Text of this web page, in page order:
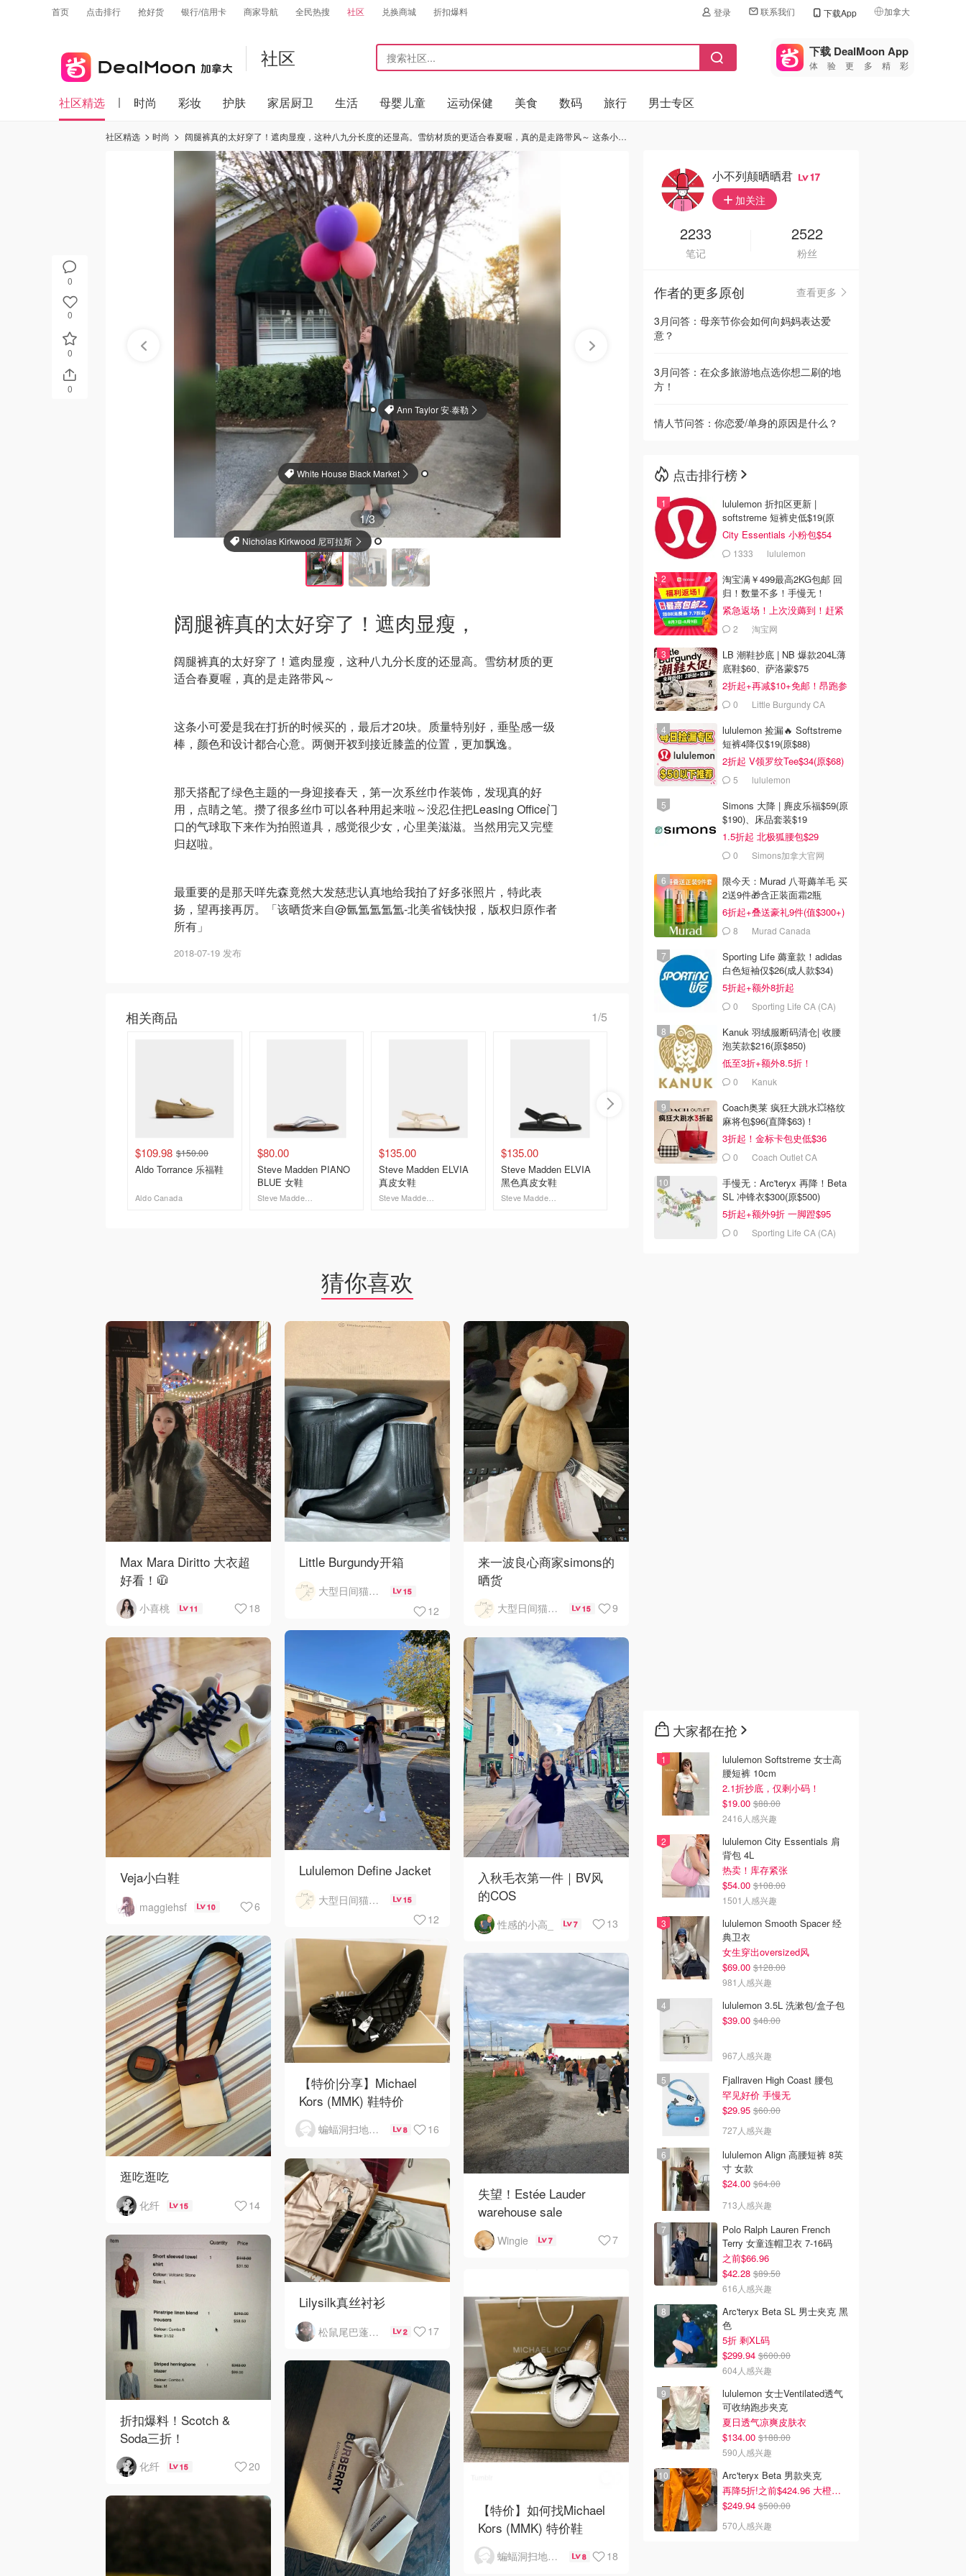
首页 点击排行 抢好货 银行/信用卡 商家导航 全民热搜 社区 兑换商城 折扣爆料 登录 联系我们 下载App 加拿大
🇺🇸
美国
🇨🇳中国
🇩🇪
🇮🇹
🇦🇺
🇳🇿新西兰
社区 下载 DealMoon App
体验更多精彩
社区精选 时尚 彩妆 护肤 家居厨卫 生活 母婴儿童 运动保健 美食 数码 旅行 男士专区
0
0
0
0
社区精选 时尚 阔腿裤真的太好穿了！遮肉显瘦，这种八九分长度的还显高。雪纺材质的更适合春夏喔，真的是走路带风～ 这条小可爱是我在打折的时候买的，最后才20块。质量特别好，垂坠感一级棒，颜色和设计都合心意。两侧开衩到接近膝盖的位置，更加飘逸。 那天搭配了
Ann Taylor 安·泰勒
Nicholas Kirkwood 尼可拉斯·科克伍德
White House Black Market
1/3
阔腿裤真的太好穿了！遮肉显瘦，
阔腿裤真的太好穿了！遮肉显瘦，这种八九分长度的还显高。雪纺材质的更
适合春夏喔，真的是走路带风～
这条小可爱是我在打折的时候买的，最后才20块。质量特别好，垂坠感一级
棒，颜色和设计都合心意。两侧开衩到接近膝盖的位置，更加飘逸。
那天搭配了绿色主题的一身迎接春天，第一次系丝巾作装饰，发现真的好
用，点睛之笔。攒了很多丝巾可以各种用起来啦～没忍住把Leasing Office门
口的气球取下来作为拍照道具，感觉很少女，心里美滋滋。当然用完又完璧
归赵啦。
最重要的是那天咩先森竟然大发慈悲认真地给我拍了好多张照片，特此表
扬，望再接再厉。「该晒货来自@氤氲氲氲氲-北美省钱快报，版权归原作者
所有」
2018-07-19 发布
相关商品 1/5
$109.98 $150.00
Aldo Torrance 乐福鞋
Aldo Canada
$80.00
Steve Madden PIANO
BLUE 女鞋
Steve Madden Canada
$135.00
Steve Madden ELVIA
真皮女鞋
$135.00
Steve Madden ELVIA
黑色真皮女鞋
Steve Madden Canada
TRACIE-J 粉色女鞋
Steve Madden Canada
去购买
$109.98 $150.00
Aldo Canada
去购买
猜你喜欢
Max Mara Diritto 大衣超
好看！🧥
小喜桃 11 18
Little Burgundy开箱
大型日间猫科动物 15
12
来一波良心商家simons的
晒货
大型日间猫科动物 15 9
Lululemon Define Jacket
大型日间猫科动物 15
12
Veja小白鞋
maggiehsf 10 6
入秋毛衣第一件｜BV风
的COS
性感的小高_ 7 13
逛吃逛吃
化纤 15 14
【特价|分享】Michael
Kors (MMK) 鞋特价
蝙蝠洞扫地的大少 8 16
失望！Estée Lauder
warehouse sale
Wingie 7 7
Lilysilk真丝衬衫
松鼠尾巴蓬蓬的摇 2 17
折扣爆料！Scotch &
Soda三折！
化纤 15 20
【特价】如何找Michael
Kors (MMK) 特价鞋
蝙蝠洞扫地的大少 8 18
小不列颠晒晒君 17
加关注
2233
笔记
2522
粉丝
作者的更多原创
查看更多
3月问答：母亲节你会如何向妈妈表达爱
意？
3月问答：在众多旅游地点选你想二刷的地
方！
情人节问答：你恋爱/单身的原因是什么？
点击排行榜
lululemon 折扣区更新 |
softstreme 短裤史低$19(原
$88)
City Essentials 小粉包$54
1333 lululemon
淘宝满￥499最高2KG包邮 回
归！数量不多！手慢无！
紧急返场！上次没薅到！赶紧
冲 2 淘宝网
LB 潮鞋抄底 | NB 爆款204L薄
底鞋$60、萨洛蒙$75
2折起+再减$10+免邮！昂跑参
加 0
Little Burgundy CA
lululemon 捡漏🔥 Softstreme
短裤4降仅$19(原$88)
2折起 V领罗纹Tee$34(原$68)
5 lululemon
Simons 大降 | 麂皮乐福$59(原
$190)、床品套装$19
1.5折起 北极狐腰包$29
0 Simons加拿大官网
限今天：Murad 八哥薅羊毛 买
2送9件🎁含正装面霜2瓶
6折起+叠送豪礼9件(值$300+)
8 Murad Canada
Sporting Life 薅童款！adidas
白色短袖仅$26(成人款$34)
5折起+额外8折起
0 Sporting Life CA (CA)
Kanuk 羽绒服断码清仓| 收腰
泡芙款$216(原$850)
低至3折+额外8.5折！
0 Kanuk
Coach奥莱 疯狂大跳水💥格纹
麻将包$96(直降$63)！
3折起！金标卡包史低$36
0 Coach Outlet CA
手慢无：Arc'teryx 再降！Beta
SL 冲锋衣$300(原$500)
5折起+额外9折 一脚蹬$95
0 Sporting Life CA (CA)
大家都在抢
lululemon Softstreme 女士高
腰短裤 10cm
2.1折抄底，仅剩小码！
$19.00 $88.00
2416人感兴趣
lululemon City Essentials 肩
背包 4L
热卖！库存紧张
$54.00 $108.00
1501人感兴趣
lululemon Smooth Spacer 经
典卫衣
女生穿出oversized风
$69.00 $128.00
981人感兴趣
lululemon 3.5L 洗漱包/盒子包
$39.00 $48.00
967人感兴趣
Fjallraven High Coast 腰包
罕见好价 手慢无
$29.95 $60.00
727人感兴趣
lululemon Align 高腰短裤 8英
寸 女款
$24.00 $64.00
713人感兴趣
Polo Ralph Lauren French
Terry 女童连帽卫衣 7-16码
之前$66.96
$42.28 $89.50
616人感兴趣
Arc'teryx Beta SL 男士夹克 黑
色
5折 剩XL码
$299.94 $600.00
604人感兴趣
lululemon 女士Ventilated透气
可收纳跑步夹克
夏日透气凉爽皮肤衣
$134.00 $188.00
590人感兴趣
Arc'teryx Beta 男款夹克
再降5折!之前$424.96 大橙子好显白 蹲补
$249.94 $500.00
570人感兴趣